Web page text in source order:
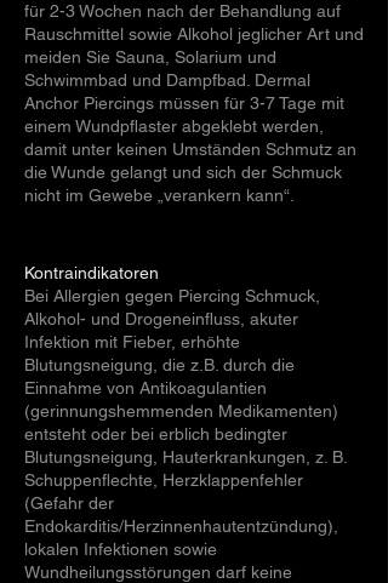
für 2-3 Wochen nach der Behandlung auf
Rauschmittel sowie Alkohol jeglicher Art und
meiden Sie Sauna, Solarium und
Schwimmbad und Dampfbad. Dermal
Anchor Piercings müssen für 3-7 Tage mit
einem Wundpflaster abgeklebt werden,
damit unter keinen Umständen Schmutz an
die Wunde gelangt und sich der Schmuck
nicht im Gewebe „verankern kann“.
Kontraindikatoren
Bei Allergien gegen Piercing Schmuck,
Alkohol- und Drogeneinfluss, akuter
Infektion mit Fieber, erhöhte
Blutungsneigung, die z.B. durch die
Einnahme von Antikoagulantien
(gerinnungshemmenden Medikamenten)
entsteht oder bei erblich bedingter
Blutungsneigung, Hauterkrankungen, z. B.
Schuppenflechte, Herzklappenfehler
(Gefahr der
Endokarditis/Herzinnenhautentzündung),
lokalen Infektionen sowie
Wundheilungsstörungen darf keine